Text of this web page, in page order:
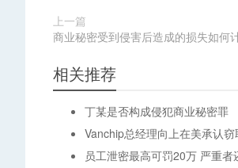
上一篇
商业秘密受到侵害后造成的损失如何
相关推荐
丁某是否构成侵犯商业秘密罪
Vanchip总经理向上在美承认
员工泄密最高可罚20万 严重